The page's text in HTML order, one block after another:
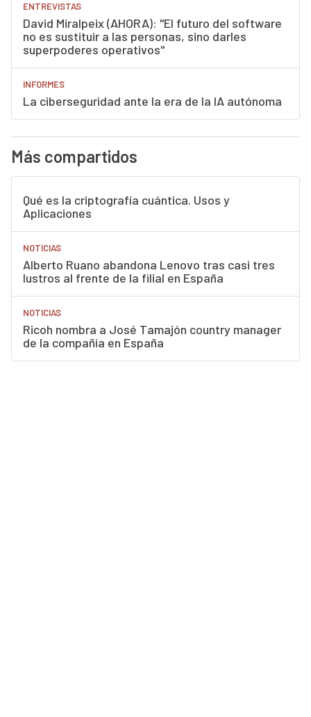
ENTREVISTAS
David Miralpeix (AHORA): "El futuro del software
no es sustituir a las personas, sino darles
superpoderes operativos"
INFORMES
La ciberseguridad ante la era de la IA autónoma
Más compartidos
Qué es la criptografía cuántica. Usos y
Aplicaciones
NOTICIAS
Alberto Ruano abandona Lenovo tras casi tres
lustros al frente de la filial en España
NOTICIAS
Ricoh nombra a José Tamajón country manager
de la compañía en España